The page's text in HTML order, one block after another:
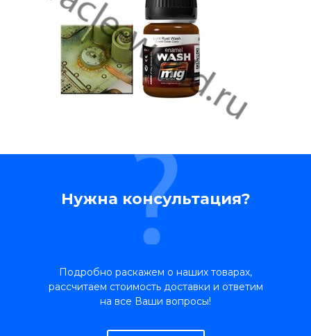
Нужна консультация?
Подробно раскажем о наших товарах,
рассчитаем стоимость доставки и ответим
на все Ваши вопросы!